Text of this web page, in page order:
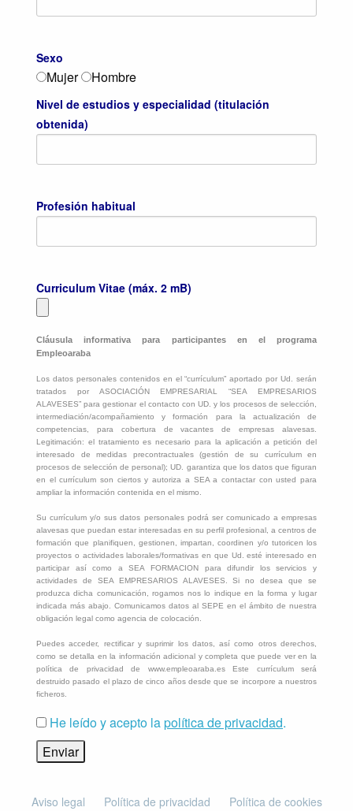
Sexo
Mujer Hombre
Nivel de estudios y especialidad (titulación
obtenida)
Profesión habitual
Curriculum Vitae (máx. 2 mB)
Cláusula informativa para participantes en el programa
Empleoaraba
Los datos personales contenidos en el “currículum” aportado por Ud. serán
tratados por ASOCIACIÓN EMPRESARIAL “SEA EMPRESARIOS
ALAVESES” para gestionar el contacto con UD. y los procesos de selección,
intermediación/acompañamiento y formación para la actualización de
competencias, para cobertura de vacantes de empresas alavesas.
Legitimación: el tratamiento es necesario para la aplicación a petición del
interesado de medidas precontractuales (gestión de su currículum en
procesos de selección de personal); UD. garantiza que los datos que figuran
en el currículum son ciertos y autoriza a SEA a contactar con usted para
ampliar la información contenida en el mismo.
Su currículum y/o sus datos personales podrá ser comunicado a empresas
alavesas que puedan estar interesadas en su perfil profesional, a centros de
formación que planifiquen, gestionen, impartan, coordinen y/o tutoricen los
proyectos o actividades laborales/formativas en que Ud. esté interesado en
participar así como a SEA FORMACION para difundir los servicios y
actividades de SEA EMPRESARIOS ALAVESES. Si no desea que se
produzca dicha comunicación, rogamos nos lo indique en la forma y lugar
indicada más abajo. Comunicamos datos al SEPE en el ámbito de nuestra
obligación legal como agencia de colocación.
Puedes acceder, rectificar y suprimir los datos, así como otros derechos,
como se detalla en la información adicional y completa que puede ver en la
política de privacidad de www.empleoaraba.es Este currículum será
destruido pasado el plazo de cinco años desde que se incorpore a nuestros
ficheros.
He leído y acepto lapolítica de privacidad.
Aviso legal Política de privacidad Política de cookies